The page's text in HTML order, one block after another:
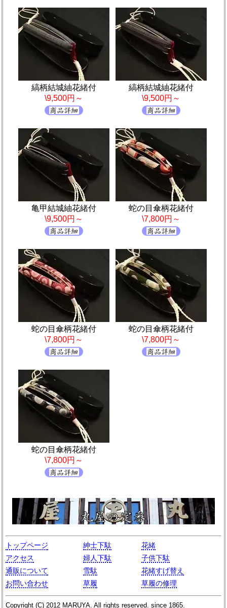
縞柄結城紬花緒付
\9,500円～
縞柄結城紬花緒付
\9,500円～
亀甲結城紬花緒付
\9,500円～
蛇の目傘柄花緒付
\7,800円～
蛇の目傘柄花緒付
\7,800円～
蛇の目傘柄花緒付
\7,800円～
蛇の目傘柄花緒付
\7,800円～
トップページ
アクセス
通販について
お問い合わせ
紳士下駄
婦人下駄
雪駄
草履
花緒
子供下駄
花緒すげ替え
草履の修理
Copyright (C) 2012 MARUYA . All rights reserved. since 1865.